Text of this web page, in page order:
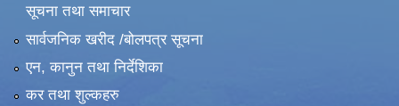
सूचना तथा समाचार
सार्वजनिक खरीद /बोलपत्र सूचना
एन, कानुन तथा निर्देशिका
कर तथा शुल्कहरु